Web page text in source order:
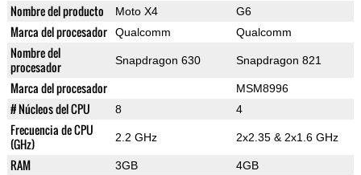
Nombre del producto Moto X4 G6
Marca del procesador Qualcomm Qualcomm
Nombre del
procesador
Snapdragon 630 Snapdragon 821
Marca del procesador MSM8996
# Núcleos del CPU 8 4
Frecuencia de CPU
(GHz)
2.2 GHz 2x2.35 & 2x1.6 GHz
RAM 3GB 4GB